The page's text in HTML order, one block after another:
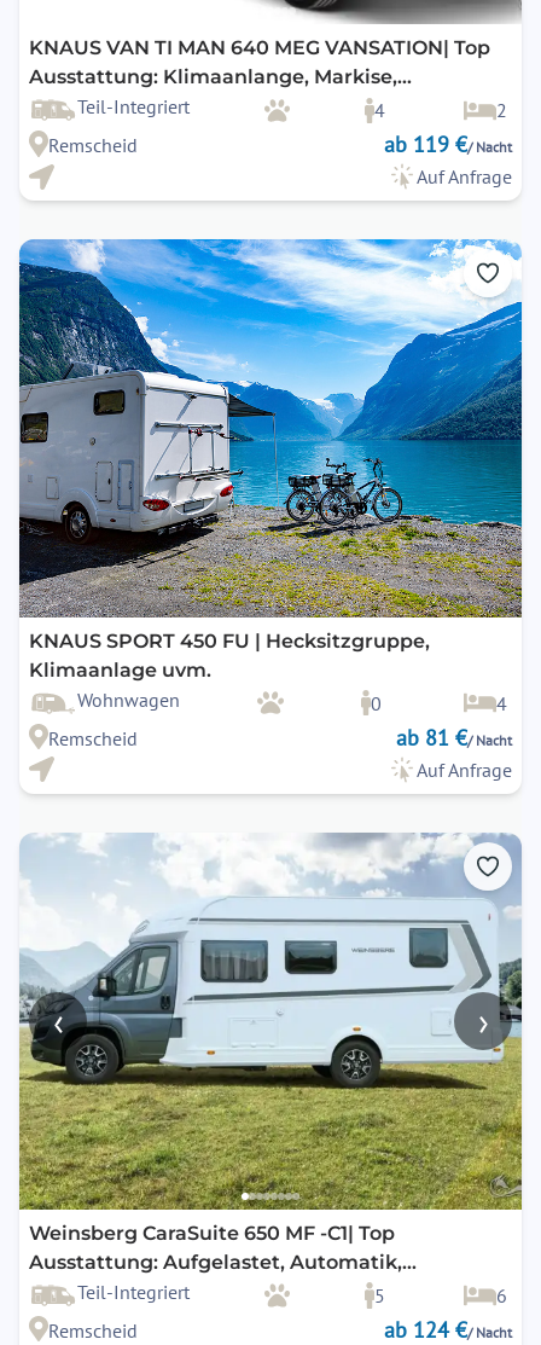
KNAUS VAN TI MAN 640 MEG VANSATION| Top
Ausstattung: Klimaanlange, Markise,
Navigation, Rückfahrkamera, SAT & TV uvm.
Teil-Integriert 4
2
Remscheid
ab 119 €/ Nacht
Auf Anfrage
KNAUS SPORT 450 FU | Hecksitzgruppe,
Klimaanlage uvm.
Wohnwagen 0
4
Remscheid
ab 81 €/ Nacht
Auf Anfrage
‹ ›
Weinsberg CaraSuite 650 MF -C1| Top
Ausstattung: Aufgelastet, Automatik,
Klimaanlage, Markise, Navigation,
Rückfahrkamera, uvm.
Teil-Integriert 5
6
Remscheid
ab 124 €/ Nacht